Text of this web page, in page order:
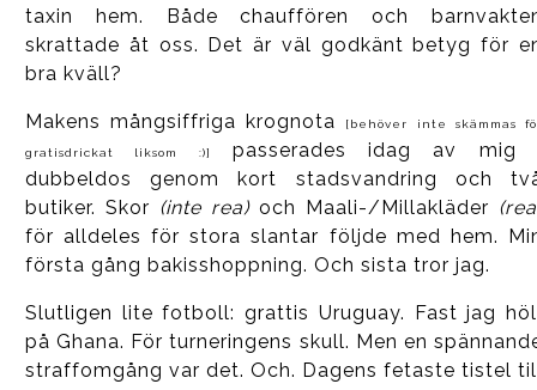
taxin hem. Både chauffören och
skrattade åt oss. Det är väl godkänt betyg för
bra kväll?
Makens mångsiffriga krognota [behöver inte skämmas
gratisdrickat liksom :)]
passerades idag av mig
dubbeldos genom kort stadsvandring och
butiker. Skor (inte rea)och Maali-/Millakläder
för alldeles för stora slantar följde med hem.
första gång bakisshoppning. Och sista tror jag.
Slutligen lite fotboll: grattis Uruguay. Fast jag
på Ghana. För turneringens skull. Men en
straffomgång var det. Och. Dagens fetaste tistel